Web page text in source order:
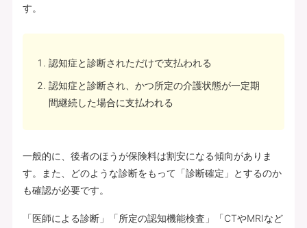
す。
認知症と診断されただけで支払われる
認知症と診断され、かつ所定の介護状態が一定期
間継続した場合に支払われる
一般的に、後者のほうが保険料は割安になる傾向がありま
す。また、どのような診断をもって「診断確定」とするのか
も確認が必要です。
「医師による診断」「所定の認知機能検査」「CTやMRIなど